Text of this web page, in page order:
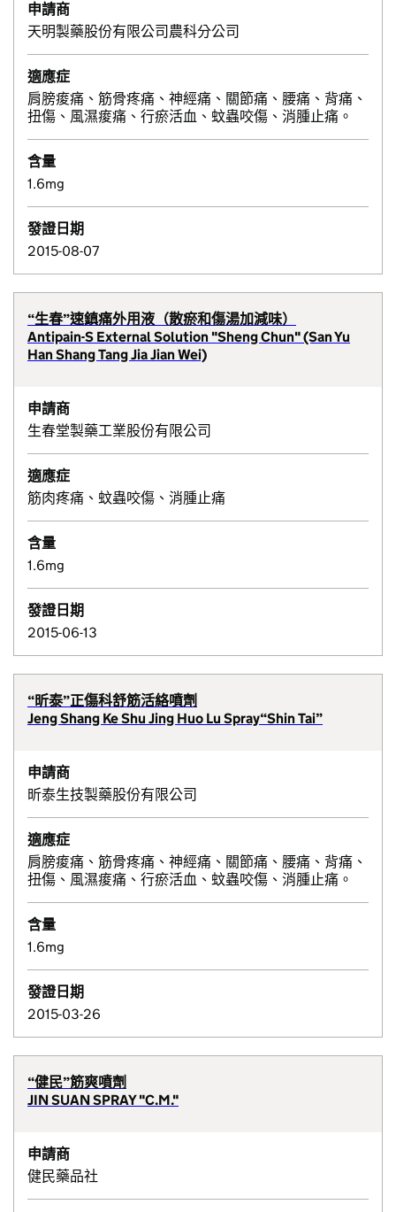
申請商
天明製藥股份有限公司農科分公司
適應症
肩膀痠痛、筋骨疼痛、神經痛、關節痛、腰痛、背痛、
扭傷、風濕痠痛、行瘀活血、蚊蟲咬傷、消腫止痛。
含量
1.6mg
發證日期
2015-08-07
“生春”速鎮痛外用液（散瘀和傷湯加減味）
Antipain-S External Solution "Sheng Chun" (San Yu
Han Shang Tang Jia Jian Wei)
申請商
生春堂製藥工業股份有限公司
適應症
筋肉疼痛、蚊蟲咬傷、消腫止痛
含量
1.6mg
發證日期
2015-06-13
“昕泰”正傷科舒筋活絡噴劑
Jeng Shang Ke Shu Jing Huo Lu Spray“Shin Tai”
申請商
昕泰生技製藥股份有限公司
適應症
肩膀痠痛、筋骨疼痛、神經痛、關節痛、腰痛、背痛、
扭傷、風濕痠痛、行瘀活血、蚊蟲咬傷、消腫止痛。
含量
1.6mg
發證日期
2015-03-26
“健民”筋爽噴劑
JIN SUAN SPRAY "C.M."
申請商
健民藥品社